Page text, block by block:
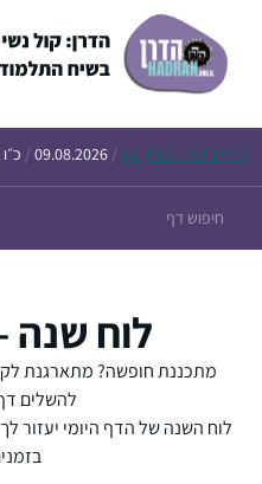
הדף היומי – חולין קא/
09.08.2026
/
לוח שנה
מתכננת חופשה? מתארגנת
להשלים
לוח השנה של הדף היומי יעזור